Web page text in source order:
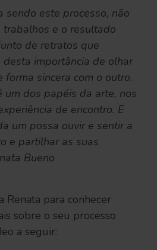
sendo este processo, não
trabalhos e o resultado
de retratos que
desta importância de olhar
sincera com o outro.
um dos papéis da arte, nos
de encontro. E
um possa ouvir e sentir a
e partilhar as suas
Bueno
Renata para conhecer
sobre o seu processo
a seguir: